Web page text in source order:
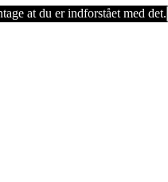
at du er indforstået med det.